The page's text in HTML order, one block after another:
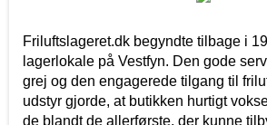
Friluftslageret.dk begyndte tilbage i
lagerlokale på Vestfyn. Den gode
grej og den engagerede tilgang til
udstyr gjorde, at butikken hurtigt
de blandt de allerførste, der kunne